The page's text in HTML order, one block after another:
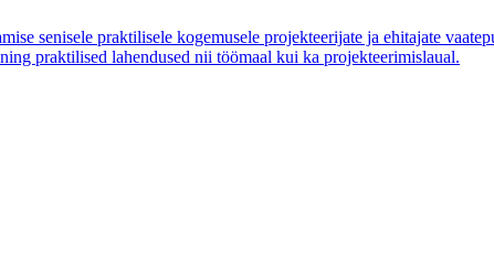
senisele praktilisele kogemusele projekteerijate ja ehitajate
praktilised lahendused nii töömaal kui ka projekteerimislaual.